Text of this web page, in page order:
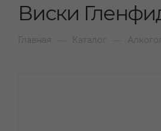
Виски
Главная Каталог